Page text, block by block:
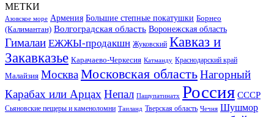
МЕТКИ
Азовское море Армения Большие степные покатушки Борнео
(Калимантан) Волгоградская область Воронежская область
Гималаи ЕЖЖЫ-продакшн Жуковский Кавказ и
Закавказье Карачаево-Черкесия Катманду Краснодарский край
Малайзия МоскваМосковская областьНагорный
Карабах или Арцах Непал Пашупатинатх Россия СССР
Сьяновские пещеры и каменоломни Таиланд Тверская область Чечня Шушмор